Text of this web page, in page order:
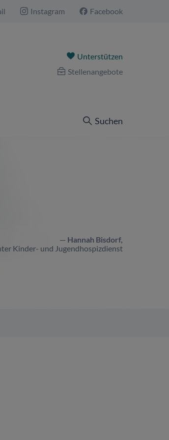
Instagram Facebook
Unterstützen
Stellenangebote
Suchen
Hannah Bisdorf,
Kinder- und Jugendhospizdienst